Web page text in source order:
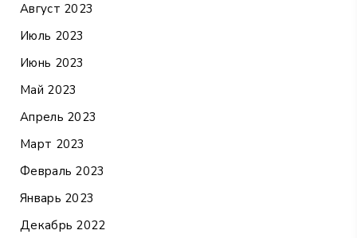
Август 2023
Июль 2023
Июнь 2023
Май 2023
Апрель 2023
Март 2023
Февраль 2023
Январь 2023
Декабрь 2022